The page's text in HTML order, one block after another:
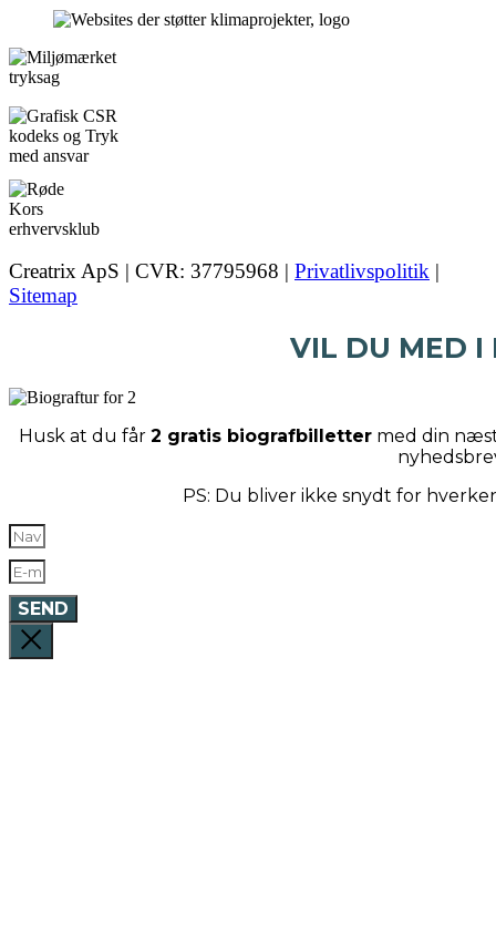
Creatrix ApS | CVR: 37795968 | Privatlivspolitik |
Sitemap
VIL DU MED I
Husk at du får 2 gratis biografbillettermed din
PS: Du bliver ikke snydt for
SEND